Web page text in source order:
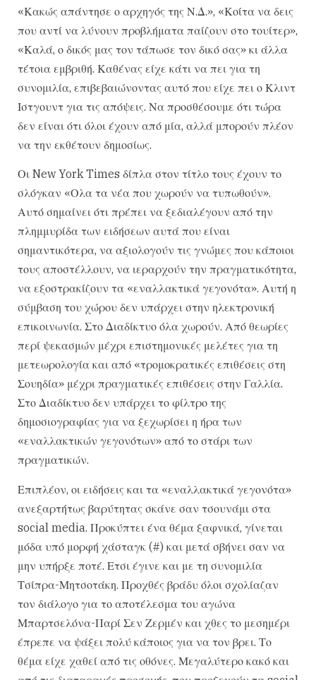
«Κακώς απάντησε ο αρχηγός της Ν.Δ.», «Κοίτα να δεις
που αντί να λύνουν προβλήματα παίζουν στο τουίτερ»,
«Καλά, ο δικός μας τον τάπωσε τον δικό σας» κι άλλα
τέτοια εμβριθή. Καθένας είχε κάτι να πει για τη
συνομιλία, επιβεβαιώνοντας αυτό που είχε πει ο Κλιντ
Ιστγουντ για τις απόψεις. Να προσθέσουμε ότι τώρα
δεν είναι ότι όλοι έχουν από μία, αλλά μπορούν πλέον
να την εκθέτουν δημοσίως.
Οι New York Times δίπλα στον τίτλο τους έχουν το
σλόγκαν «Ολα τα νέα που χωρούν να τυπωθούν».
Αυτό σημαίνει ότι πρέπει να ξεδιαλέγουν από την
πλημμυρίδα των ειδήσεων αυτά που είναι
σημαντικότερα, να αξιολογούν τις γνώμες που κάποιοι
τους αποστέλλουν, να ιεραρχούν την πραγματικότητα,
να εξοστρακίζουν τα «εναλλακτικά γεγονότα». Αυτή η
σύμβαση του χώρου δεν υπάρχει στην ηλεκτρονική
επικοινωνία. Στο Διαδίκτυο όλα χωρούν. Από θεωρίες
περί ψεκασμών μέχρι επιστημονικές μελέτες για τη
μετεωρολογία και από «τρομοκρατικές επιθέσεις στη
Σουηδία» μέχρι πραγματικές επιθέσεις στην Γαλλία.
Στο Διαδίκτυο δεν υπάρχει το φίλτρο της
δημοσιογραφίας για να ξεχωρίσει η ήρα των
«εναλλακτικών γεγονότων» από το στάρι των
πραγματικών.
Επιπλέον, οι ειδήσεις και τα «εναλλακτικά γεγονότα»
ανεξαρτήτως βαρύτητας σκάνε σαν τσουνάμι στα
social media. Προκύπτει ένα θέμα ξαφνικά, γίνεται
μόδα υπό μορφή χάσταγκ (#) και μετά σβήνει σαν να
μην υπήρξε ποτέ. Ετσι έγινε και με τη συνομιλία
Τσίπρα-Μητσοτάκη. Προχθές βράδυ όλοι σχολίαζαν
τον διάλογο για το αποτέλεσμα του αγώνα
Μπαρτσελόνα-Παρί Σεν Ζερμέν και χθες το μεσημέρι
έπρεπε να ψάξει πολύ κάποιος για να τον βρει. Το
θέμα είχε χαθεί από τις οθόνες. Μεγαλύτερο κακό και